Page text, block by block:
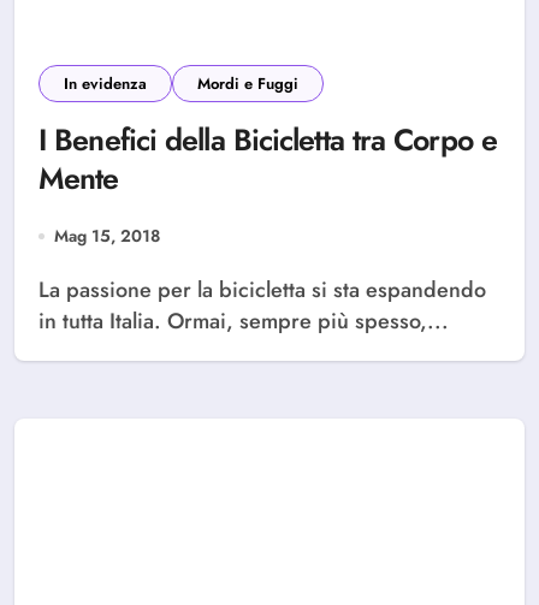
In evidenza Mordi e Fuggi
I Benefici della Bicicletta tra Corpo e
Mente
Mag 15, 2018
La passione per la bicicletta si sta espandendo
in tutta Italia. Ormai, sempre più spesso,...